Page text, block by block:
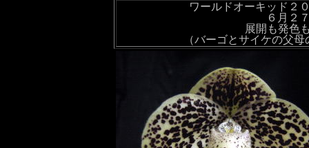
ワールドオーキッド２
６月２
展開も発色
（バーゴとサイケの父